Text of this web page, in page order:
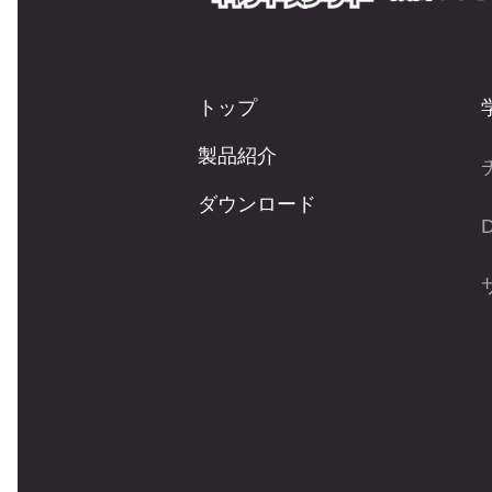
トップ
製品紹介
ダウンロード